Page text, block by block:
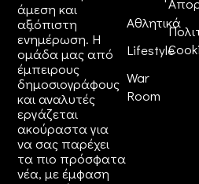
άμεση και
αξιόπιστη
ενημέρωση. Η
ομάδα μας από
έμπειρους
δημοσιογράφους
και αναλυτές
εργάζεται
ακούραστα για
να σας παρέχει
τα πιο πρόσφατα
νέα, με έμφαση
Αθλητικά
Lifestyle
War
Room